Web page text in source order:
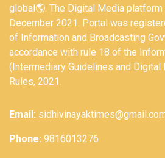
global🌎. The Digital Media
December 2021. Portal was
of Information and Broadcasting
accordance with rule 18 of the
(Intermediary Guidelines and Digital
Rules, 2021.
Email:
Phone: 9816013276